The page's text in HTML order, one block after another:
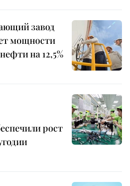
завод
мощности
на 12,5%
рост